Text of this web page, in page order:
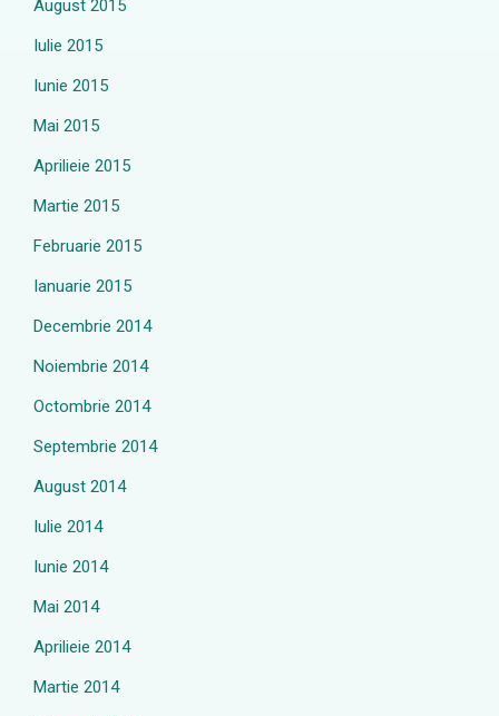
August 2015
Iulie 2015
Iunie 2015
Mai 2015
Aprilieie 2015
Martie 2015
Februarie 2015
Ianuarie 2015
Decembrie 2014
Noiembrie 2014
Octombrie 2014
Septembrie 2014
August 2014
Iulie 2014
Iunie 2014
Mai 2014
Aprilieie 2014
Martie 2014